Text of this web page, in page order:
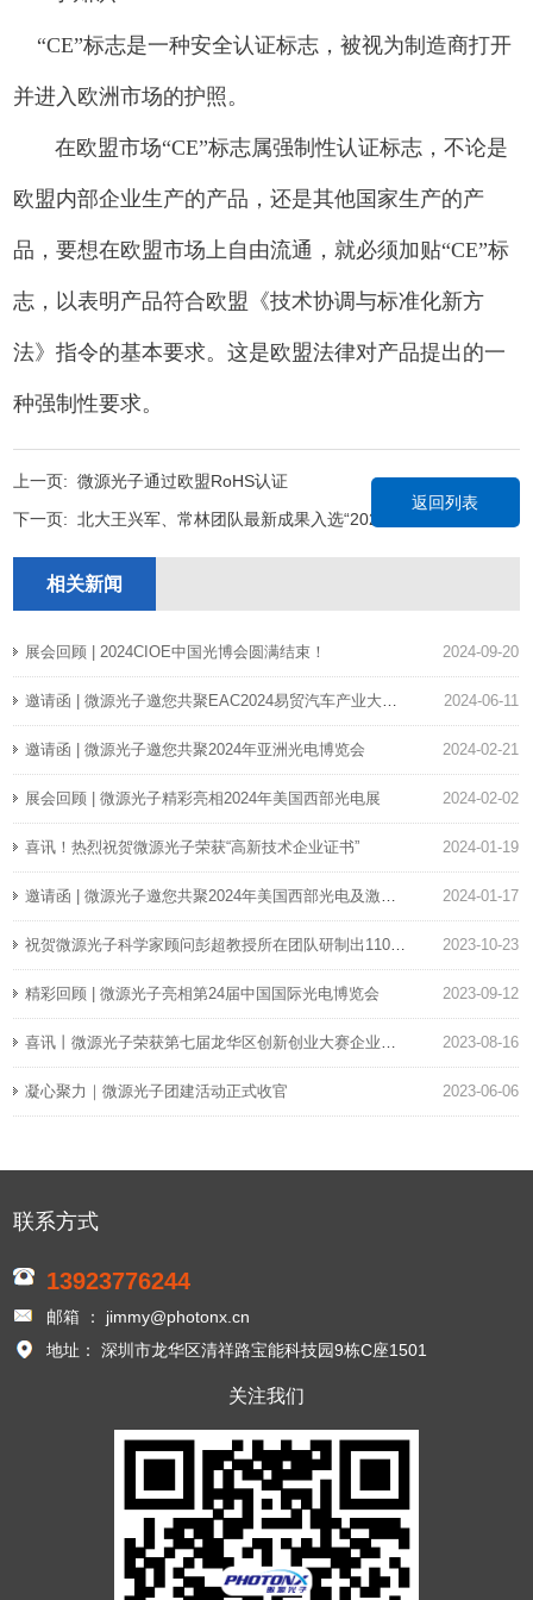
“CE”标志是一种安全认证标志，被视为制造商打开
并进入欧洲市场的护照。
在欧盟市场“CE”标志属强制性认证标志，不论是
欧盟内部企业生产的产品，还是其他国家生产的产
品，要想在欧盟市场上自由流通，就必须加贴“CE”标
志，以表明产品符合欧盟《技术协调与标准化新方
法》指令的基本要求。这是欧盟法律对产品提出的一
种强制性要求。
返回列表
上一页:微源光子通过欧盟RoHS认证
下一页:北大王兴军、常林团队最新成果入选“2022中国光子十大进
展”
相关新闻
2024-09-20
展会回顾 | 2024CIOE中国光博会圆满结束！
2024-06-11
邀请函 | 微源光子邀您共聚EAC2024易贸汽车产业大会！
2024-02-21
邀请函 | 微源光子邀您共聚2024年亚洲光电博览会
2024-02-02
展会回顾 | 微源光子精彩亮相2024年美国西部光电展
2024-01-19
喜讯！热烈祝贺微源光子荣获“高新技术企业证书”
2024-01-17
邀请函 | 微源光子邀您共聚2024年美国西部光电及激光展
2023-10-23
祝贺微源光子科学家顾问彭超教授所在团队研制出110GHz纯硅调制器
2023-09-12
精彩回顾 | 微源光子亮相第24届中国国际光电博览会
2023-08-16
喜讯丨微源光子荣获第七届龙华区创新创业大赛企业组一等奖
2023-06-06
凝心聚力｜微源光子团建活动正式收官
联系方式
13923776244
邮箱 ： jimmy@photonx.cn
地址： 深圳市龙华区清祥路宝能科技园9栋C座1501
关注我们